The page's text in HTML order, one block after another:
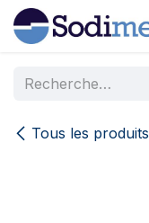
Se rendre au contenu
Tous les produits